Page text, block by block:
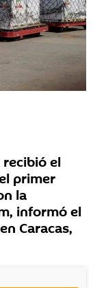
recibió el
primer
la
informó el
Caracas,